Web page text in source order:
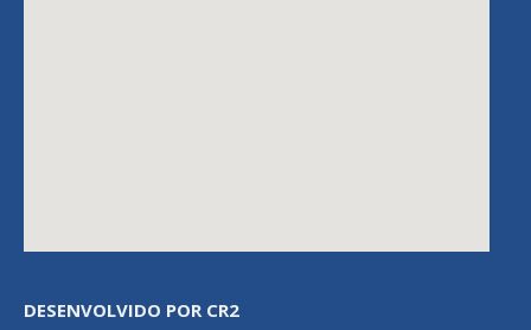
DESENVOLVIDO POR CR2